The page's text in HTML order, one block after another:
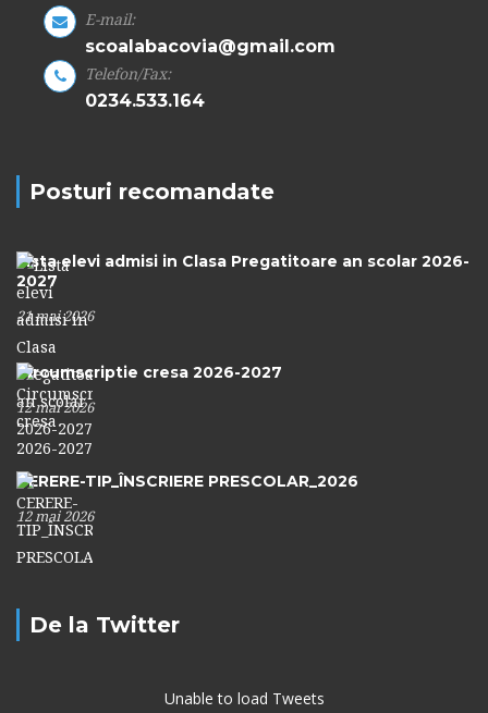
E-mail:
scoalabacovia@gmail.com
Telefon/Fax:
0234.533.164
Posturi recomandate
Lista elevi admisi in Clasa Pregatitoare an scolar 2026-
2027
21 mai 2026
Circumscriptie cresa 2026-2027
12 mai 2026
CERERE-TIP_ÎNSCRIERE PRESCOLAR_2026
12 mai 2026
De la Twitter
Unable to load Tweets